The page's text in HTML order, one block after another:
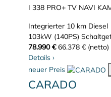
I 338 PRO+ TV NAVI
Integrierter 10 km Diesel
103kW (140PS)
78.990 € 66.378 € (netto)
Details ›
neuer Preis
CARADO